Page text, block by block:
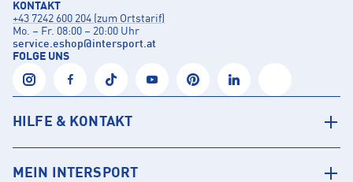
KONTAKT
+43 7242 600 204 (zum Ortstarif)
Mo. – Fr. 08:00 – 20:00 Uhr
service.eshop@intersport.at
FOLGE UNS
HILFE & KONTAKT
MEIN INTERSPORT